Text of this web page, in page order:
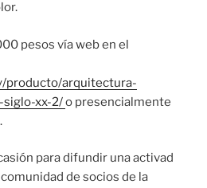
pesos vía web en el
producto/arquitectura-
siglo-xx-2/o presencialmente
para difundir una activad
de socios de la